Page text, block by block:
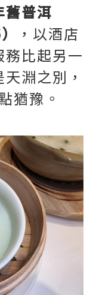
舊普洱
，以酒店
比起另一
淵之別，
猶豫。